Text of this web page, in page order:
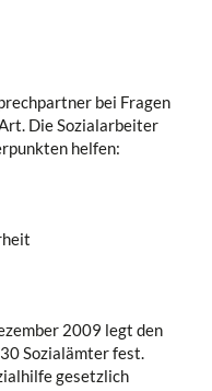
bei Fragen
Die Sozialarbeiter
helfen:
2009 legt den
Sozialämter fest.
gesetzlich